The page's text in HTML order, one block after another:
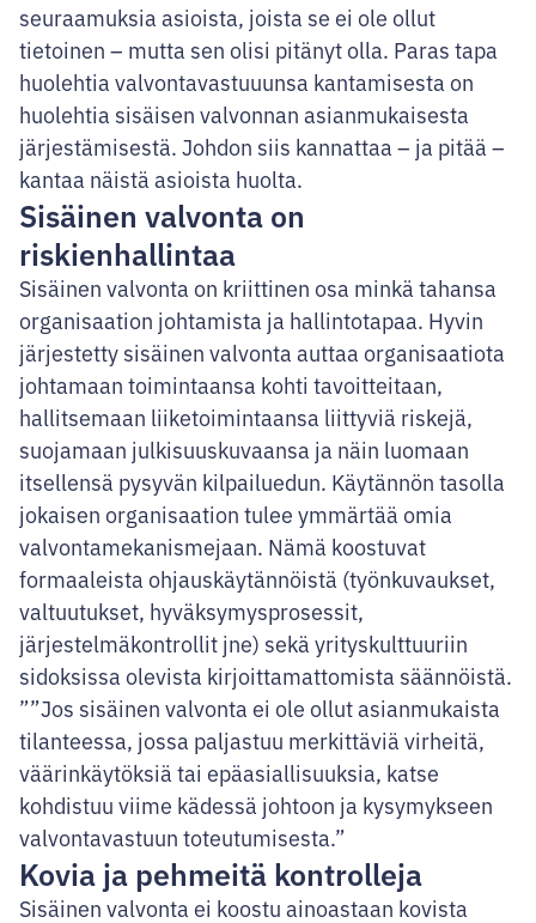
seuraamuksia asioista, joista se ei ole ollut
tietoinen – mutta sen olisi pitänyt olla. Paras tapa
huolehtia valvontavastuuunsa kantamisesta on
huolehtia sisäisen valvonnan asianmukaisesta
järjestämisestä. Johdon siis kannattaa – ja pitää –
kantaa näistä asioista huolta.
Sisäinen valvonta on
riskienhallintaa
Sisäinen valvonta on kriittinen osa minkä tahansa
organisaation johtamista ja hallintotapaa. Hyvin
järjestetty sisäinen valvonta auttaa organisaatiota
johtamaan toimintaansa kohti tavoitteitaan,
hallitsemaan liiketoimintaansa liittyviä riskejä,
suojamaan julkisuuskuvaansa ja näin luomaan
itsellensä pysyvän kilpailuedun. Käytännön tasolla
jokaisen organisaation tulee ymmärtää omia
valvontamekanismejaan. Nämä koostuvat
formaaleista ohjauskäytännöistä (työnkuvaukset,
valtuutukset, hyväksymysprosessit,
järjestelmäkontrollit jne) sekä yrityskulttuuriin
sidoksissa olevista kirjoittamattomista säännöistä.
”Jos sisäinen valvonta ei ole ollut asianmukaista
tilanteessa, jossa paljastuu merkittäviä virheitä,
väärinkäytöksiä tai epäasiallisuuksia, katse
kohdistuu viime kädessä johtoon ja kysymykseen
valvontavastuun toteutumisesta.”
Kovia ja pehmeitä kontrolleja
Sisäinen valvonta ei koostu ainoastaan kovista